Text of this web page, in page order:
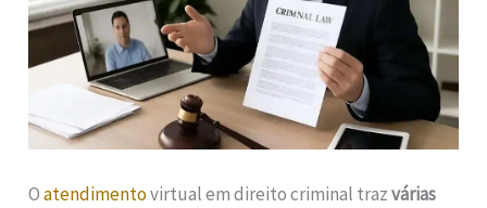
Oatendimentovirtual em direito criminal trazvárias